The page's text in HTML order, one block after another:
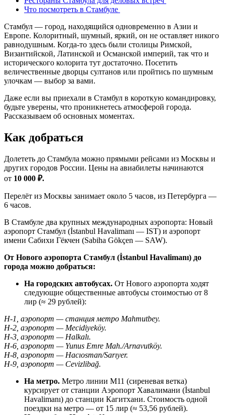
Что посмотреть в Стамбуле
Стамбул — город, находящийся одновременно в Азии и
Европе. Колоритный, шумный, яркий, он не оставляет никого
равнодушным. Когда-то здесь были столицы Римской,
Византийской, Латинской и Османской империй, так что и
исторического колорита тут достаточно. Посетить
величественные дворцы султанов или пройтись по шумным
улочкам — выбор за вами.
Даже если вы приехали в Стамбул в короткую командировку,
будьте уверены, что проникнетесь атмосферой города.
Рассказываем об основных моментах.
Как добраться
Долететь до Стамбула можно прямыми рейсами из Москвы и
других городов России. Цены на авиабилеты начинаются
от 10 000 ₽.
Перелёт из Москвы занимает около 5 часов, из Петербурга —
6 часов.
В Стамбуле два крупных международных аэропорта: Новый
аэропорт Стамбул (İstanbul Havalimanı — IST) и аэропорт
имени Сабихи Гёкчен (Sabiha Gökçen — SAW).
От Нового аэропорта Стамбул (İstanbul Havalimanı) до
города можно добраться:
На городских автобусах. От Нового аэропорта ходят
следующие общественные автобусы стоимостью от 8
лир (≈ 29 рублей):
H-1, аэропорт — станция метро Mahmutbey.
H-2, аэропорт — Mecidiyeköy.
H-3, аэропорт — Halkalı.
Н-6, аэропорт — Yunus Emre Mah./Arnavutköy.
Н-8, аэропорт — Hacıosman/Sarıyer.
Н-9, аэропорт — Cevizlibağ.
На метро. Метро линии М11 (сиреневая ветка)
курсирует от станции Аэропорт Хавалимани (İstanbul
Havalimanı) до станции Кагитхани. Стоимость одной
поездки на метро — от 15 лир (≈ 53,56 рублей).